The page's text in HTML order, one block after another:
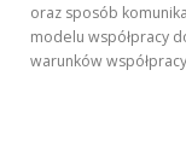
oraz sposób
modelu współpracy
warunków